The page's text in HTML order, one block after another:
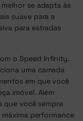
se adapta às
suave para a
para estradas
o Speed Infinity.
uma camada
em que você
imóvel. Além
que você sempre
performance